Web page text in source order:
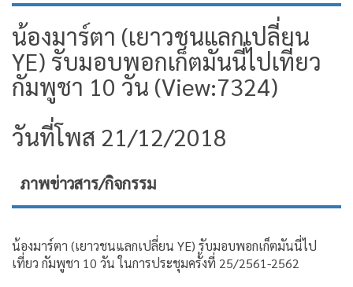
น้องมาร์ตา (เยาวชนแลกเปลี่ยน
YE) รับมอบพอกเก็ตมันนี่ไปเที่ยว
กัมพูชา 10 วัน (View:7324)
วันที่โพส 21/12/2018
ภาพข่าวสาร/กิจกรรม
น้องมาร์ตา (เยาวชนแลกเปลี่ยน YE) รับมอบพอกเก็ตมันนี่ไป
เที่ยว กัมพูชา 10 วัน ในการประชุมครั้งที่ 25/2561-2562